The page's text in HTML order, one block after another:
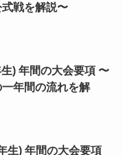
戦を解説〜
) 年間の大会要項 〜
年間の流れを解
生) 年間の大会要項